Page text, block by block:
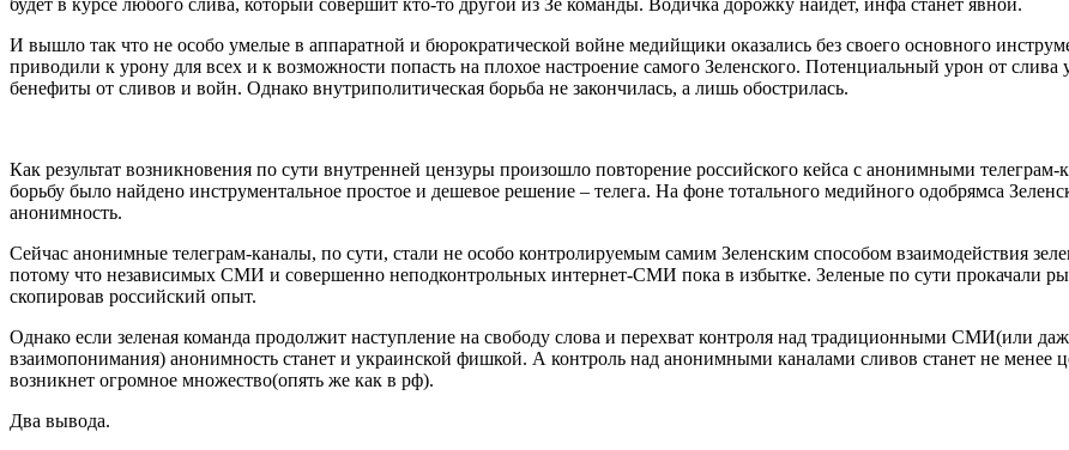
будет в курсе любого слива, который совершит кто-то другой из Зе команды. Водичка дорожку найдет, инфа станет явной.
И вышло так что не особо умелые в аппаратной и бюрократической войне медийщики оказались без своего основного
приводили к урону для всех и к возможности попасть на плохое настроение самого Зеленского. Потенциальный урон от
бенефиты от сливов и войн. Однако внутриполитическая борьба не закончилась, а лишь обострилась.
Как результат возникновения по сути внутренней цензуры произошло повторение российского кейса с анонимными телеграм-
борьбу было найдено инструментальное простое и дешевое решение – телега. На фоне тотального медийного одобрямса
анонимность.
Сейчас анонимные телеграм-каналы, по сути, стали не особо контролируемым самим Зеленским способом взаимодействия
потому что независимых СМИ и совершенно неподконтрольных интернет-СМИ пока в избытке. Зеленые по сути прокачали
скопировав российский опыт.
Однако если зеленая команда продолжит наступление на свободу слова и перехват контроля над традиционными СМИ(или
взаимопонимания) анонимность станет и украинской фишкой. А контроль над анонимными каналами сливов станет не
возникнет огромное множество(опять же как в рф).
Два вывода.